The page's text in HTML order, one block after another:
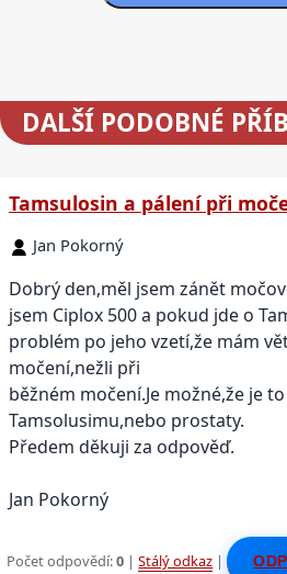
DALŠÍ PODOBNÉ
Tamsulosin a pálení při
Jan Pokorný
Dobrý den,měl jsem zánět
jsem Ciplox 500 a pokud jde o
problém po jeho vzetí,že mám
močení,nežli při
běžném močení.Je možné,že je
Tamsolusimu,nebo prostaty.
Předem děkuji za odpověď.
Jan Pokorný
Počet odpovědí:0 |Stálý odkaz |